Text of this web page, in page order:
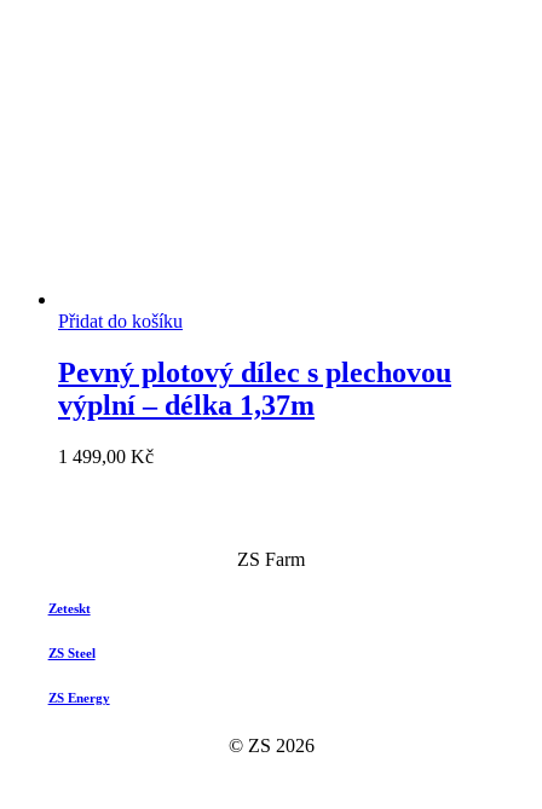
Přidat do košíku
Pevný plotový dílec s plechovou
výplní – délka 1,37m
1 499,00 Kč
ZS Farm
Zeteskt
ZS Steel
ZS Energy
© ZS 2026